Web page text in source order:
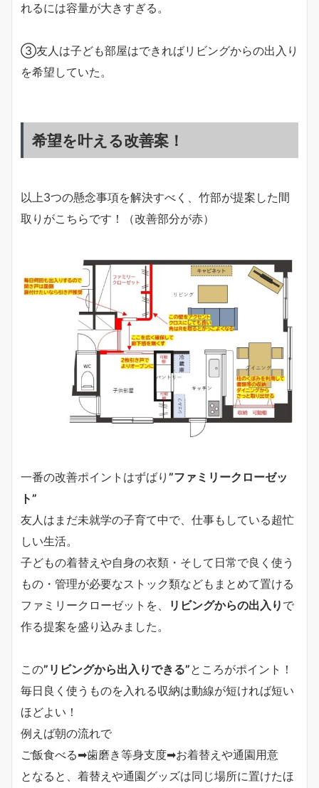
れるには容量が大きすぎる。
③友人は子ども部屋はできればリビングからの出入り
を希望していた。
希望を叶える改善案！
以上3つの懸念事項を解決すべく、竹部が提案した間
取りがこちらです！（改善部分が赤）
一番の改善ポイントはずばり ”ファミリークローゼッ
ト”
友人はまだ未就学の子育て中で、仕事もしている超忙
しい生活。
子どもの着替えや自身の衣類・そして日常で良く使う
もの・管理が必要なストック類などもまとめて置ける
ファミリークローゼットを、
リビングからの出入り で
作る提案を盛り込みました。
この”リビングから出入りできる”ところがポイント！
毎日良く使うものを入れる収納は動線が短ければ短い
ほどよい！
例えば朝の流れで
ご飯食べる➡歯磨き等身支度➡お着替えや通園用意
となると、着替えや通園グッズは同じ場所に置けたほ